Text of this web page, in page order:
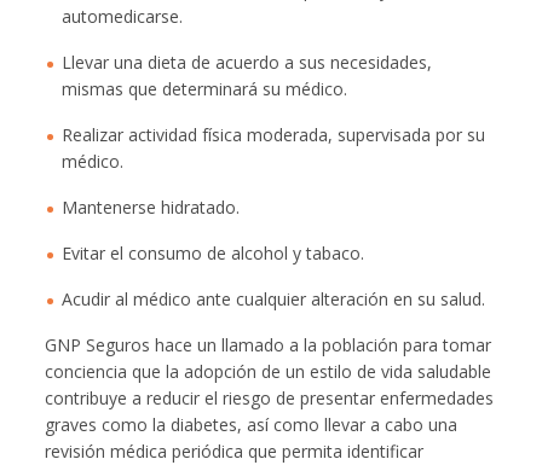
automedicarse.
Llevar una dieta de acuerdo a sus necesidades,
mismas que determinará su médico.
Realizar actividad física moderada, supervisada por su
médico.
Mantenerse hidratado.
Evitar el consumo de alcohol y tabaco.
Acudir al médico ante cualquier alteración en su salud.
GNP Seguros hace un llamado a la población para tomar
conciencia que la adopción de un estilo de vida saludable
contribuye a reducir el riesgo de presentar enfermedades
graves como la diabetes, así como llevar a cabo una
revisión médica periódica que permita identificar